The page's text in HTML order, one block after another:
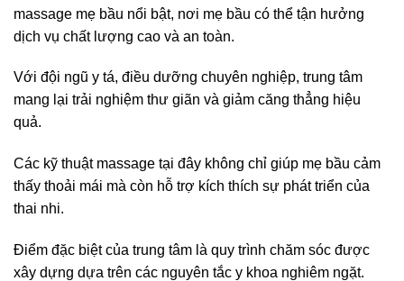
massage mẹ bầu nổi bật, nơi mẹ bầu có thể tận hưởng
dịch vụ chất lượng cao và an toàn.
Với đội ngũ y tá, điều dưỡng chuyên nghiệp, trung tâm
mang lại trải nghiệm thư giãn và giảm căng thẳng hiệu
quả.
Các kỹ thuật massage tại đây không chỉ giúp mẹ bầu cảm
thấy thoải mái mà còn hỗ trợ kích thích sự phát triển của
thai nhi.
Điểm đặc biệt của trung tâm là quy trình chăm sóc được
xây dựng dựa trên các nguyên tắc y khoa nghiêm ngặt.